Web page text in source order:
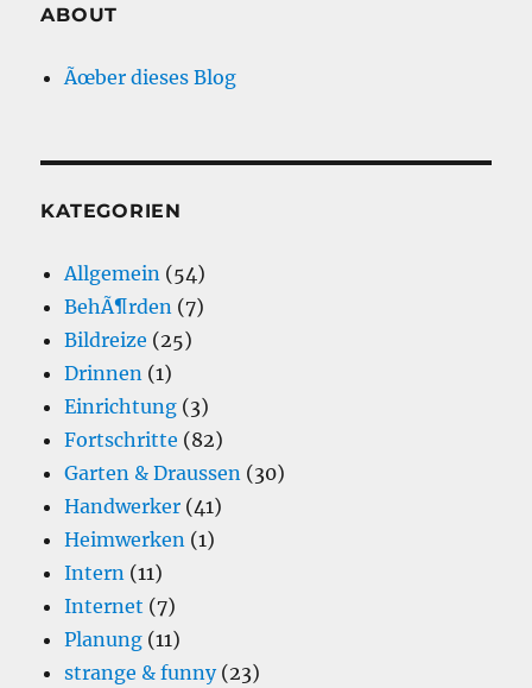
ABOUT
Ãœber dieses Blog
KATEGORIEN
Allgemein (54)
BehÃ¶rden (7)
Bildreize (25)
Drinnen (1)
Einrichtung (3)
Fortschritte (82)
Garten & Draussen (30)
Handwerker (41)
Heimwerken (1)
Intern (11)
Internet (7)
Planung (11)
strange & funny(23)